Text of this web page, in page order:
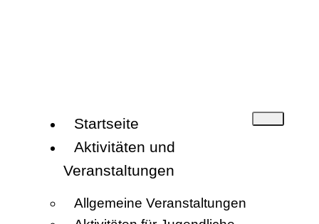
Startseite
Aktivitäten und
Veranstaltungen
Allgemeine Veranstaltungen